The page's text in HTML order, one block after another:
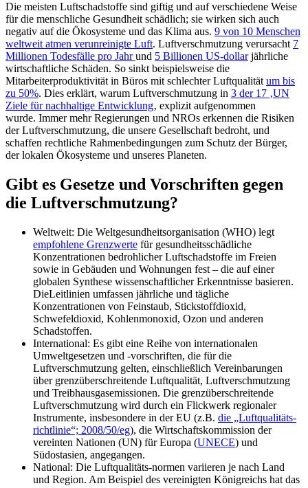
Die meisten Luftschadstoffe sind giftig und auf verschiedene Weise
für die menschliche Gesundheit schädlich; sie wirken sich auch
negativ auf die Ökosysteme und das Klima aus. 9 von 10 Menschen
weltweit atmen verunreinigte Luft. Luftverschmutzung verursacht 7
Millionen Todesfälle pro Jahrund 5 Billionen US-dollarjährliche
wirtschaftliche Schäden. So sinkt beispielsweise die
Mitarbeiterproduktivität in Büros mit schlechter Luftqualitätum bis
zu 50%. Dies erklärt, warum Luftverschmutzung in 3 der 17 ‚UN
Ziele für nachhaltige Entwicklung‚ explizit aufgenommen
wurde. Immer mehr Regierungen und NROs erkennen die Risiken
der Luftverschmutzung, die unsere Gesellschaft bedroht, und
schaffen rechtliche Rahmenbedingungen zum Schutz der Bürger,
der lokalen Ökosysteme und unseres Planeten.
Gibt es Gesetze und Vorschriften gegen
die Luftverschmutzung?
Weltweit: Die Weltgesundheitsorganisation (WHO) legt
empfohlene Grenzwerte für gesundheitsschädliche
Konzentrationen bedrohlicher Luftschadstoffe im Freien
sowie in Gebäuden und Wohnungen fest – die auf einer
globalen Synthese wissenschaftlicher Erkenntnisse basieren.
DieLeitlinien umfassen jährliche und tägliche
Konzentrationen von Feinstaub, Stickstoffdioxid,
Schwefeldioxid, Kohlenmonoxid, Ozon und anderen
Schadstoffen.
International: Es gibt eine Reihe von internationalen
Umweltgesetzen und -vorschriften, die für die
Luftverschmutzung gelten, einschließlich Vereinbarungen
über grenzüberschreitende Luftqualität, Luftverschmutzung
und Treibhausgasemissionen. Die grenzüberschreitende
Luftverschmutzung wird durch ein Flickwerk regionaler
Instrumente, insbesondere in der EU (z.B. die „Luftqualitäts-
richtlinie“; 2008/50/eg), die Wirtschaftskommission der
vereinten Nationen (UN) für Europa (UNECE) und
Südostasien, angegangen.
National: Die Luftqualitäts-normen variieren je nach Land
und Region. Am Beispiel des vereinigten Königreichs hat das